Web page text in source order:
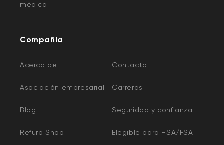
médica
Compañía
Acerca de Contacto
Asociación empresarial Carreras
Blog Seguridad y confianza
Refurb Shop Elegible para HSA/FSA